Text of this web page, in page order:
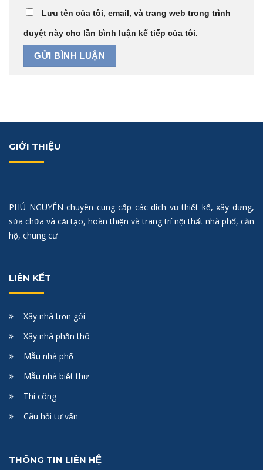
Lưu tên của tôi, email, và trang web trong trình
duyệt này cho lần bình luận kế tiếp của tôi.
GIỚI THIỆU
PHÚ NGUYÊN chuyên cung cấp các dịch vụ thiết kế, xây dựng,
sửa chữa và cải tạo, hoàn thiện và trang trí nội thất nhà phố, căn
hộ, chung cư
LIÊN KẾT
Xây nhà trọn gói
Xây nhà phần thô
Mẫu nhà phố
Mẫu nhà biệt thự
Thi công
Câu hỏi tư vấn
THÔNG TIN LIÊN HỆ